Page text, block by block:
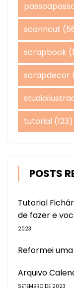
scanncut
scrapbook
scrapdecor
tutorial (123)
POSTS
Tutorial
de fazer e
2023
Reformei
Arquivo
SETEMBRO DE 2023